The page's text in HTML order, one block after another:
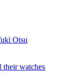
Otsu
their watches